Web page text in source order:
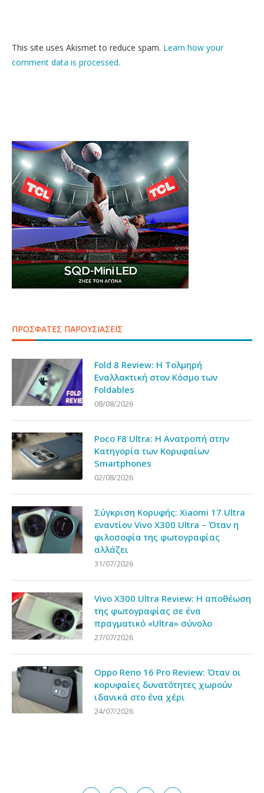
This site uses Akismet to reduce spam. Learn how your
comment data is processed.
ΠΡΟΣΦΑΤΕΣ ΠΑΡΟΥΣΙΑΣΕΙΣ
Fold 8 Review: Η Τολμηρή
Εναλλακτική στον Κόσμο των
Foldables
08/08/2026
Poco F8 Ultra: Η Ανατροπή στην
Κατηγορία των Κορυφαίων
Smartphones
02/08/2026
Σύγκριση Κορυφής: Xiaomi 17 Ultra
εναντίον Vivo X300 Ultra – Όταν η
φιλοσοφία της φωτογραφίας
αλλάζει
31/07/2026
Vivo X300 Ultra Review: Η αποθέωση
της φωτογραφίας σε ένα
πραγματικό «Ultra» σύνολο
27/07/2026
Oppo Reno 16 Pro Review: Όταν οι
κορυφαίες δυνατότητες χωρούν
ιδανικά στο ένα χέρι
24/07/2026